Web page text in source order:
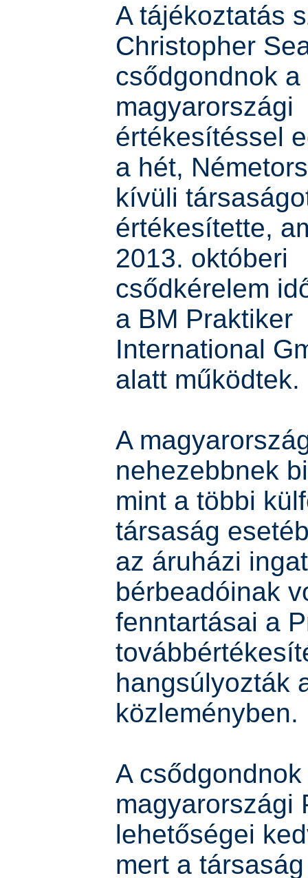
A tájékoztatás
Christopher
csődgondnok a
magyarországi
értékesítéssel
a hét,
kívüli
értékesítette,
2013. októberi
csődkérelem
a BM Praktiker
International
alatt működtek.
A
nehezebbnek
mint a többi
társaság
az áruházi
bérbeadóinak
fenntartásai a
hangsúlyozták
közleményben.
A
magyarországi
lehetőségei
mert a